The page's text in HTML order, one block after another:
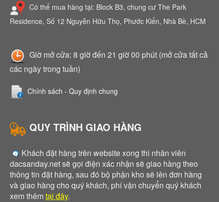
Có thể mua hàng tại: Block B3, chung cư The Park
Residence, Số 12 Nguyễn Hữu Thọ, Phước Kiển, Nhà Bè, HCM
Giờ mở cửa: 8 giờ đến 21 giờ 00 phút (mở cửa tất cả
các ngày trong tuần)
Chính sách - Quy định chung
QUY TRÌNH GIAO HÀNG
Khách đặt hàng trên website xong thì nhân viên
dacsanday.net sẽ gọi điện xác nhận sẽ giao hàng theo
thông tin đặt hàng, sau đó bộ phận kho sẽ lên đơn hàng
và giao hàng cho quý khách, phí vận chuyển quý khách
xem thêm tại đây.